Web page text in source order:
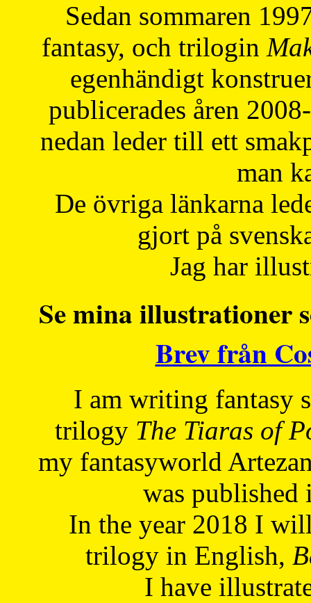
Sedan sommaren
fantasy, och trilogin
egenhändigt
publicerades åren
nedan leder till ett
man
De övriga länkarna
gjort på
Jag har
Se mina illustrationer
Brev från
I am writing fantasy
trilogy The Tiaras of
my fantasyworld
was published
In the year 2018 I
trilogy in English,
I have